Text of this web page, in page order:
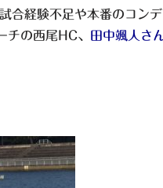
合経験不足や本番のコン
チの西尾HC、 田中颯人さ